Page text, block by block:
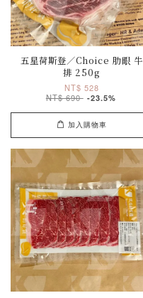
五星荷斯登／Choice 肋眼 牛
排 250g
NT$ 528
NT$ 690 -23.5%
加入購物車